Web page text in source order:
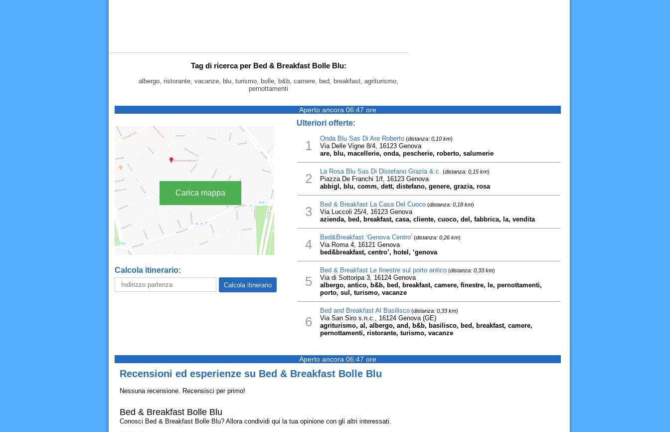
Tag di ricerca per Bed & Breakfast Bolle Blu:
albergo, ristorante, vacanze, blu, turismo, bolle, b&b, camere, bed, breakfast, agriturismo,
pernottamenti
Aperto ancora 06:47 ore
Carica mappa
Calcola itinerario:
Ulteriori offerte:
1 Onda Blu Sas Di Are Roberto(distanza: 0,10 km)
Via Delle Vigne 8/4, 16123 Genova
are, blu, macellerie, onda, pescherie, roberto, salumerie
2 La Rosa Blu Sas Di Distefano Grazia & c. (distanza: 0,15 km)
Piazza De Franchi 1/f, 16123 Genova
abbigl, blu, comm, dett, distefano, genere, grazia, rosa
3 Bed & Breakfast La Casa Del Cuoco(distanza: 0,18 km)
Via Luccoli 25/4, 16123 Genova
azienda, bed, breakfast, casa, cliente, cuoco, del, fabbrica, la, vendita
4 Bed&Breakfast ‘Genova Centro’ (distanza: 0,26 km)
Via Roma 4, 16121 Genova
bed&breakfast, centro’, hotel, ‘genova
5
Bed & Breakfast Le finestre sul porto antico(distanza: 0,33 km)
Via di Sottoripa 3, 16124 Genova
albergo, antico, b&b, bed, breakfast, camere, finestre, le, pernottamenti,
porto, sul, turismo, vacanze
6
Bed and Breakfast Al Basilisco(distanza: 0,33 km)
Via San Siro s.n.c., 16124 Genova (GE)
agriturismo, al, albergo, and, b&b, basilisco, bed, breakfast, camere,
pernottamenti, ristorante, turismo, vacanze
Aperto ancora 06:47 ore
Recensioni ed esperienze su Bed & Breakfast Bolle Blu
Nessuna recensione. Recensisci per primo!
Bed & Breakfast Bolle Blu
Conosci Bed & Breakfast Bolle Blu? Allora condividi qui la tua opinione con gli altri interessati.